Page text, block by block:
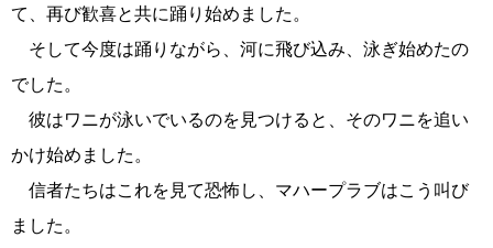
て、再び歓喜と共に踊り始めました。
そして今度は踊りながら、河に飛び込み、泳ぎ始めたの
でした。
彼はワニが泳いでいるのを見つけると、そのワニを追い
かけ始めました。
信者たちはこれを見て恐怖し、マハープラブはこう叫び
ました。